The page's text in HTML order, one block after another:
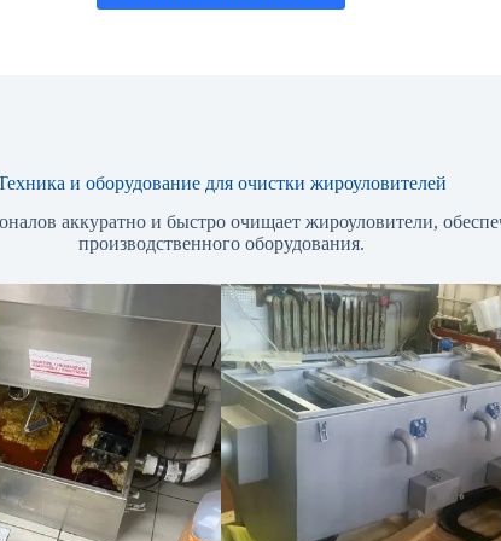
и оборудование для очистки жироуловителей
аккуратно и быстро очищает жироуловители,
производственного оборудования.